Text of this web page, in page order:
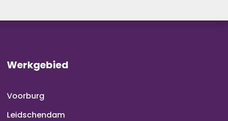
Werkgebied
Voorburg
Leidschendam